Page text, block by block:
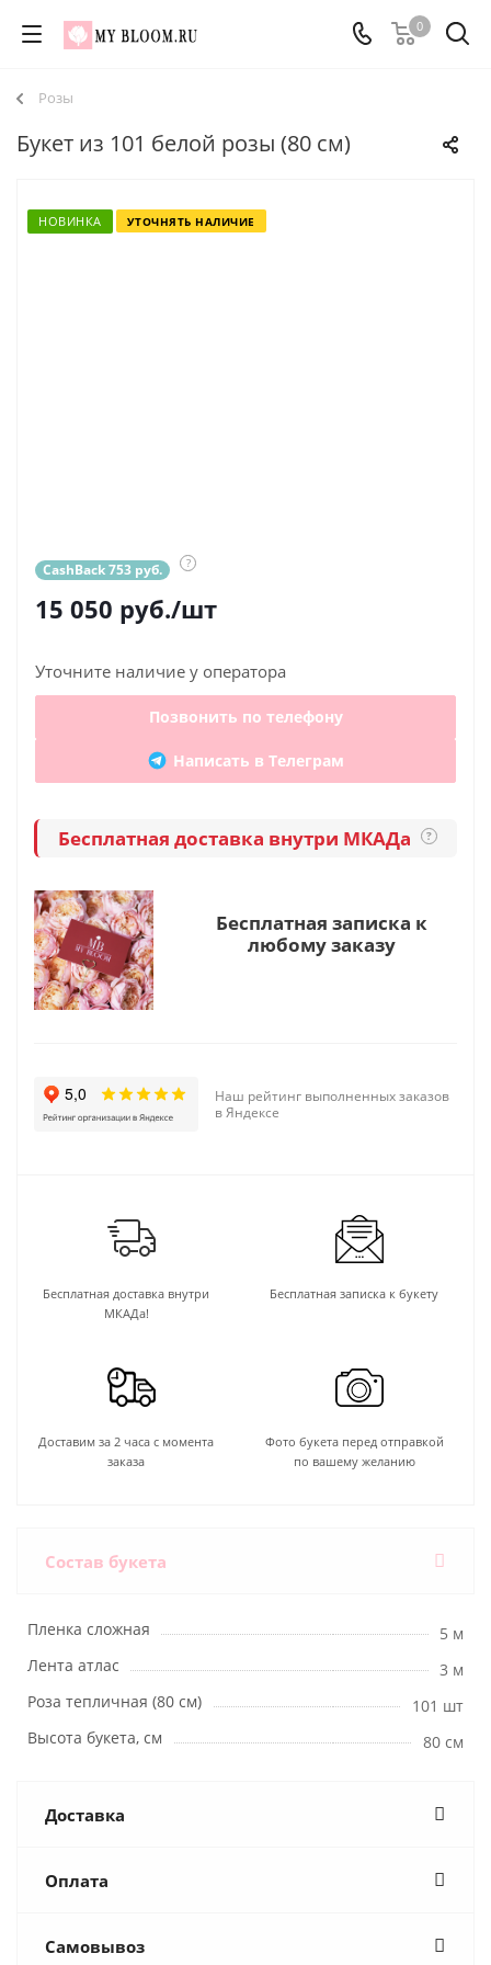
0
Розы
Букет из 101 белой розы (80 см)
НОВИНКА УТОЧНЯТЬ НАЛИЧИЕ
CashBack 753 руб. ?
15 050 руб./шт
Уточните наличие у оператора
Позвонить по телефону
Написать в Телеграм
Бесплатная доставка внутри МКАДа ?
Бесплатная записка к
любому заказу
Наш рейтинг выполненных заказов
в Яндексе
Бесплатная доставка внутри
МКАДа!
Бесплатная записка к букету
Доставим за 2 часа с момента
заказа
Фото букета перед отправкой
по вашему желанию
Состав букета
Пленка сложная
5 м
Лента атлас
3 м
Роза тепличная (80 см)
101 шт
Высота букета, см
80 см
Доставка
Оплата
Самовывоз